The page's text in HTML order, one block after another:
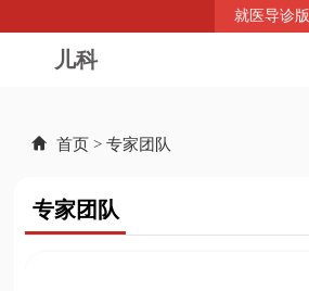
就医导诊版
儿科
首页 >专家团队
专家团队